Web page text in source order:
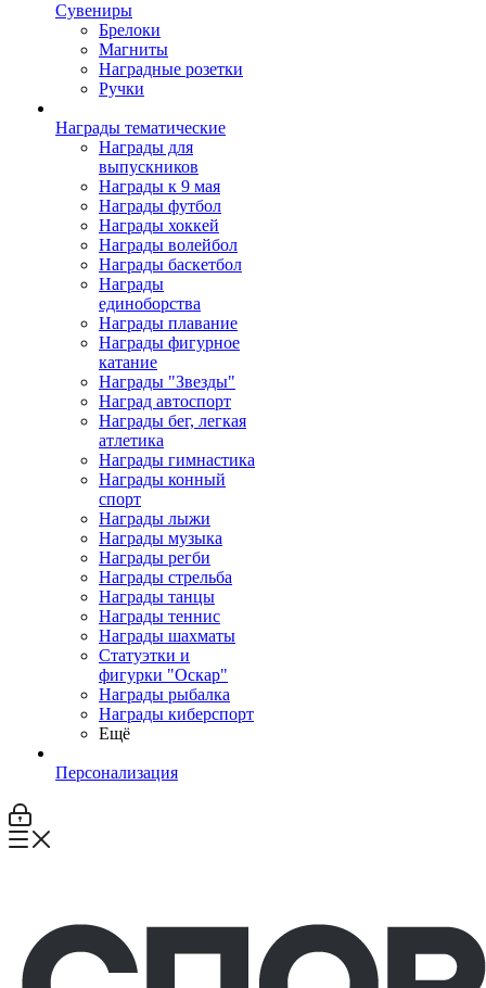
Сувениры
Брелоки
Магниты
Наградные розетки
Ручки
Награды тематические
Награды для
выпускников
Награды к 9 мая
Награды футбол
Награды хоккей
Награды волейбол
Награды баскетбол
Награды
единоборства
Награды плавание
Награды фигурное
катание
Награды "Звезды"
Наград автоспорт
Награды бег, легкая
атлетика
Награды гимнастика
Награды конный
спорт
Награды лыжи
Награды музыка
Награды регби
Награды стрельба
Награды танцы
Награды теннис
Награды шахматы
Статуэтки и
фигурки "Оскар"
Награды рыбалка
Награды киберспорт
Ещё
Персонализация